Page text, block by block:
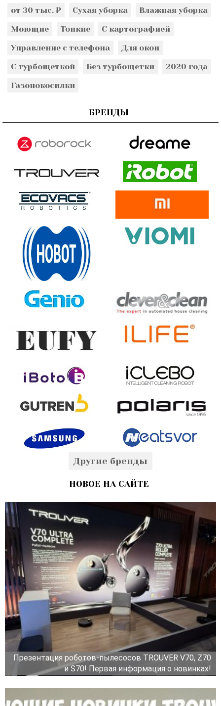
от 30 тыс. ₽ Сухая уборка
Влажная уборка
Моющие
Тонкие
С картографией
Управление с телефона
Для окон
С турбощеткой
Без турбощетки
2020 года
Газонокосилки
БРЕНДЫ
Другие бренды
НОВОЕ НА САЙТЕ
Презентация роботов-пылесосов TROUVER V70, Z70
и S70! Первая информация о новинках!